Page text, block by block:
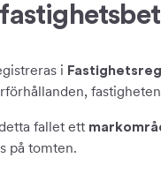
i
fallet ett
på tomten.